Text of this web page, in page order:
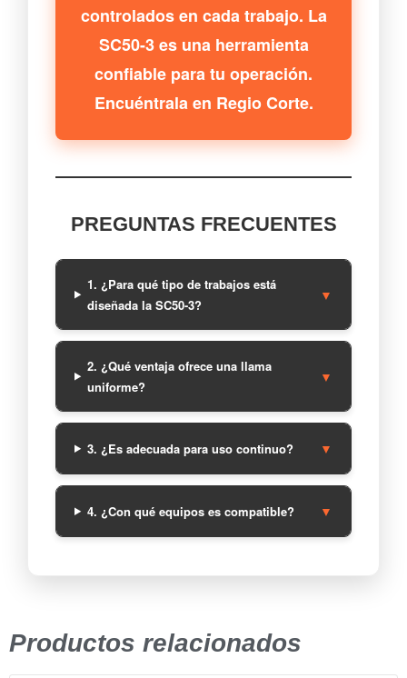
controlados en cada trabajo. La
SC50-3 es una herramienta
confiable para tu operación.
Encuéntrala en Regio Corte.
PREGUNTAS FRECUENTES
1. ¿Para qué tipo de trabajos está
diseñada la SC50-3?
▼
2. ¿Qué ventaja ofrece una llama
uniforme?
▼
3. ¿Es adecuada para uso continuo? ▼
4. ¿Con qué equipos es compatible? ▼
Productos relacionados